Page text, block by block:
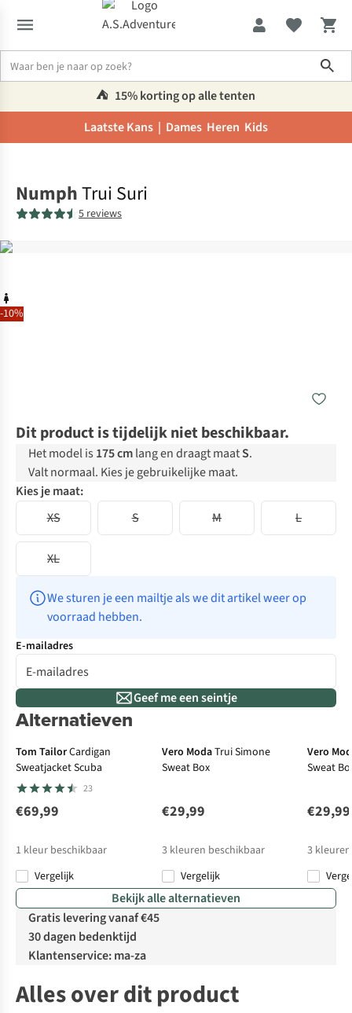
⛺️ 15% korting op alle tenten
Laatste Kans | Dames Heren Kids
-10%
NumphTrui Suri
5 reviews
Dit product is tijdelijk niet beschikbaar.
Het model is 175 cmlang en draagt maatS.
Valt normaal. Kies je gebruikelijke maat.
Kies je maat:
XS
S M L
XL
We sturen je een mailtje als we dit artikel weer op
voorraad hebben.
E-mailadres
Geef me een seintje
Alternatieven
Tom TailorCardigan
Sweatjacket Scuba
23
€69,99
1 kleur beschikbaar
Vergelijk
Vero ModaTrui Simone
Sweat Box
€29,99
3 kleuren beschikbaar
Vergelijk
Vero
Sweat
€29,99
3
Bekijk alle alternatieven
Gratis levering vanaf €45
30 dagen bedenktijd
Klantenservice: ma-za
Alles over dit product